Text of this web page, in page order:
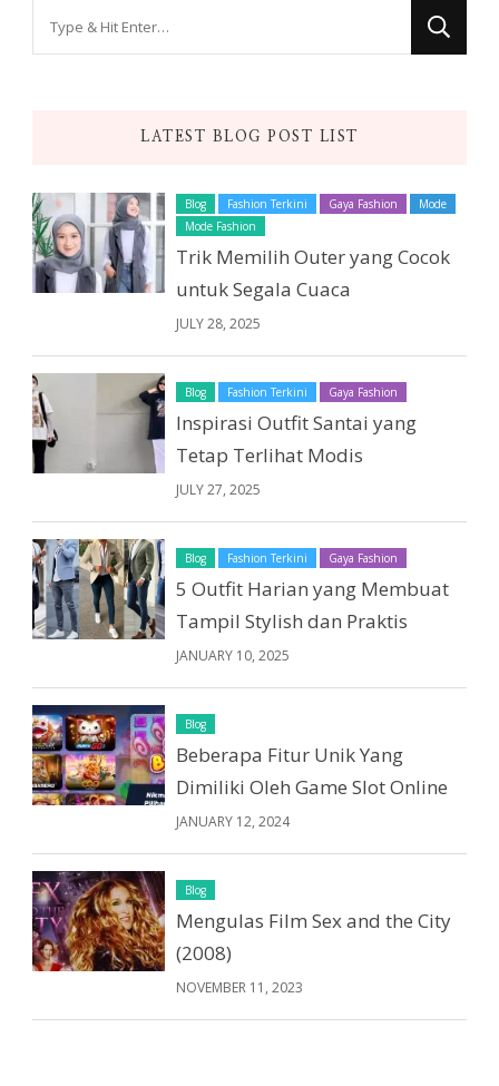
LATEST BLOG POST LIST
Blog Fashion Terkini Gaya Fashion
Mode
Mode Fashion
Trik Memilih Outer yang Cocok
untuk Segala Cuaca
JULY 28, 2025
Blog Fashion Terkini Gaya Fashion
Inspirasi Outfit Santai yang
Tetap Terlihat Modis
JULY 27, 2025
Blog Fashion Terkini Gaya Fashion
5 Outfit Harian yang Membuat
Tampil Stylish dan Praktis
JANUARY 10, 2025
Blog
Beberapa Fitur Unik Yang
Dimiliki Oleh Game Slot Online
JANUARY 12, 2024
Blog
Mengulas Film Sex and the City
(2008)
NOVEMBER 11, 2023